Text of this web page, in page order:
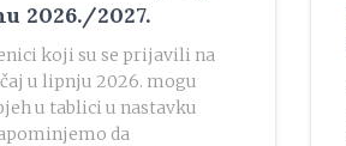
2026./2027.
koji su se prijavili na
u lipnju 2026. mogu
u tablici u nastavku
da